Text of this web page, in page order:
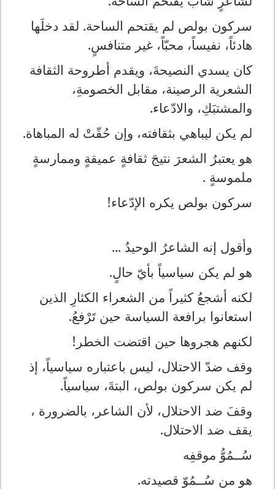
سركون بولص لم يقتحم الساحة. لقد دخلَها
هادئاً، نفيساً، محبّاً، غير متنافسٍ.
كان يسدي النصيحةَ، ويقدم أطروحة الثقافة
الشعرية الرصينة، مقابل الخصومةِ،
والمشتبَكِ، والادّعاء.
لم يكن ليباهي بثقافته، وإن حُقّتْ له المباهاة.
هو يعتبرُ الشعرَ نتيجَ ثقافةٍ عميقةٍ وممارسةٍ
ملموسةٍ .
سركون بولص يكره الإدّعاء!
وأقول إنه الشاعرُ الوحيدُ ...
هو لم يكن سياسياً بأيّ حالٍ.
لكنه أشجعُ كثيراً من الشعراء الكثارِ الذين
استعانوا برافعة السياسة حين تَرْفعُ.
لكنهم هجروها حين اقتضت الخطر!
وقف ضدّ الاحتلال، ليس باعتباره سياسياً، إذ
لم يكن سركون بولص، البتةَ، سياسياً.
وقفَ ضد الاحتلال، لأن الشاعر، بالضرورة ،
يقف ضد الاحتلال.
سُــمُوُّ موقفِه
هو من سُــمُوّ قصيدته.